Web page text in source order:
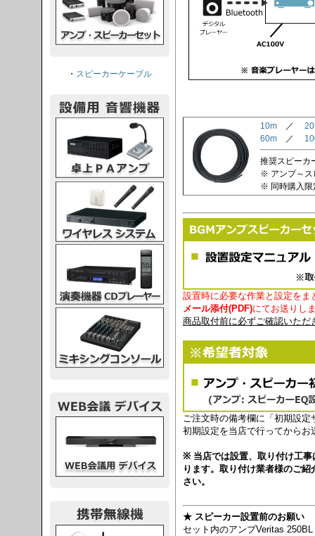
10m ／
60m ／
推奨スピーカ
※ アンプ～ス
※ 同時購入限
設置時に必要な作業と設定をま
メール添付(PDF)にてお送りし
商品取付前に必ずご確認いた
ご注文時の備考欄に「初期設
初期設定を当店で行ってからお
※ 当店では設置、取り付け工
ります。取り付け業者様のご
さい。
★ スピーカー設置前のお願い
セット内のアンプVeritas
・ スピーカーケーブル